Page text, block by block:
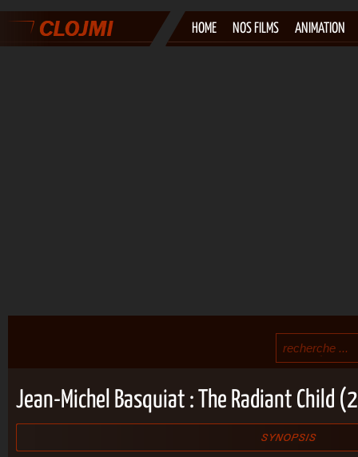
HOME NOS FILMS ANIMATION
Jean-Michel Basquiat : The Radiant Child